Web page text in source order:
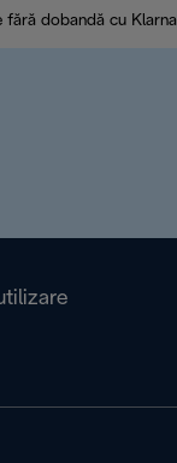
fără dobandă cu Klarna